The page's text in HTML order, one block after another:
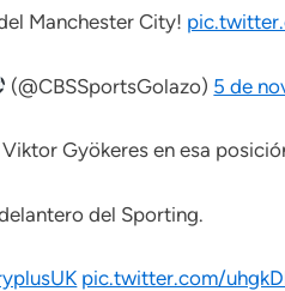
Manchester City!
(@CBSSportsGolazo) 5 de
Gyökeres en esa
del Sporting.
pic.twitter.com/